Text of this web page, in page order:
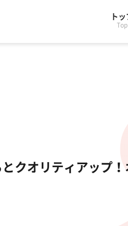
トッ
Top
クオリティアップ